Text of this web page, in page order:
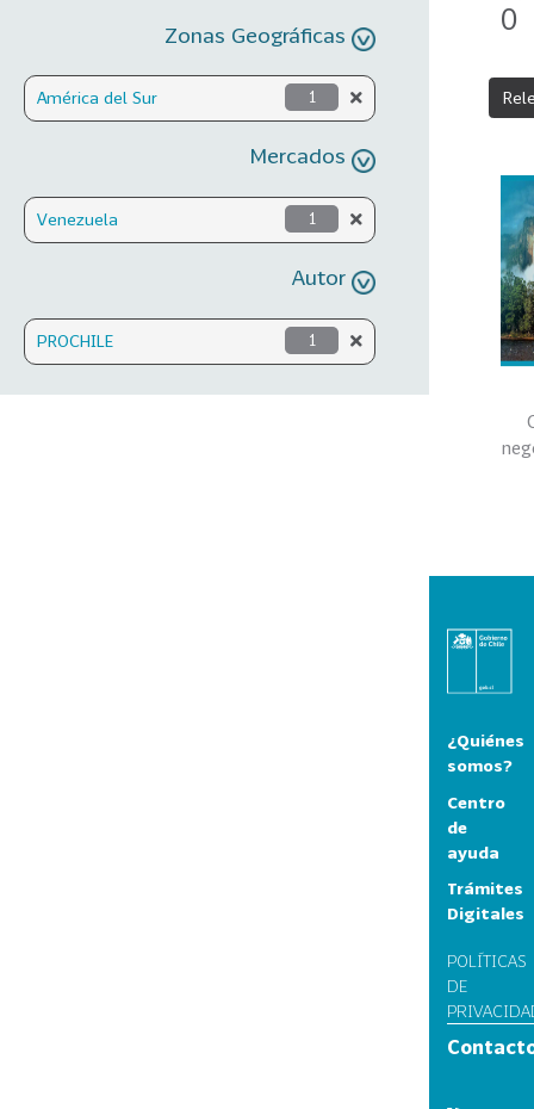
Zonas Geográficas
América del Sur 1
Mercados
Venezuela 1
Autor
PROCHILE 1
0
¿Quiénes
somos?
Centro
de
ayuda
Trámites
Digitales
POLÍTICAS
DE